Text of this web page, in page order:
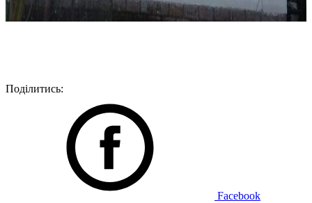
Поділитись:
Facebook